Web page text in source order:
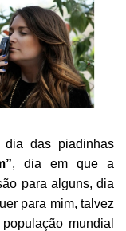
das piadinhas
, dia em que a
para alguns, dia
para mim, talvez
mundial